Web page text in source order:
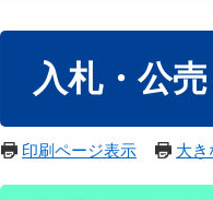
入札・公売
印刷ページ表示 大き